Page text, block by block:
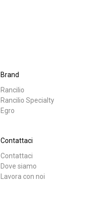
Brand
Rancilio
Rancilio Specialty
Egro
Contattaci
Contattaci
Dove siamo
Lavora con noi